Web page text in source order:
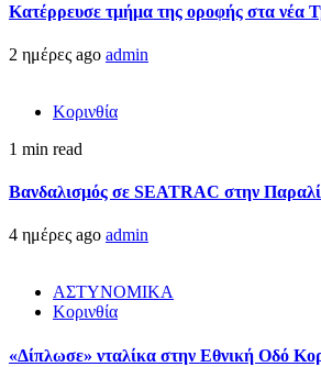
Kατέρρευσε τμήμα της οροφής στα νέα
2 ημέρες ago admin
Κορινθία
1 min read
Βανδαλισμός σε SEATRAC στην
4 ημέρες ago admin
ΑΣΤΥΝΟΜΙΚΑ
Κορινθία
«Δίπλωσε» νταλίκα στην Εθνική Oδό